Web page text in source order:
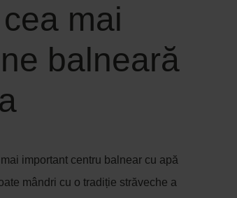
mai
balneară
important centru balnear cu apă
mândri cu o tradiție străveche a